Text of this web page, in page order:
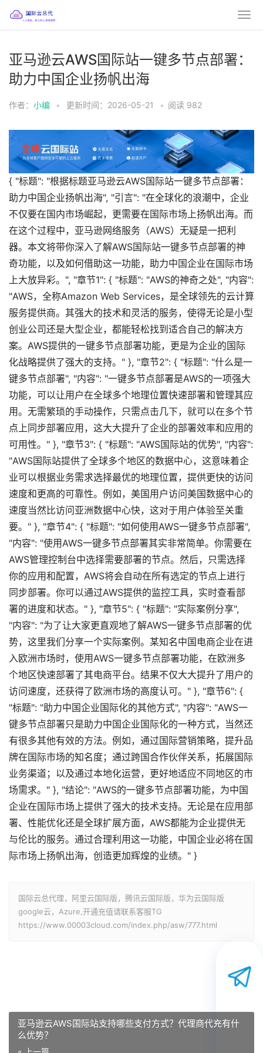
亚马逊云AWS国际站一键多节点部署：
助力中国企业扬帆出海
作者： 小编 • 更新时间：2026-05-21 • 阅读 982
{ "标题": "根据标题亚马逊云AWS国际站一键多节点部署：
助力中国企业扬帆出海", "引言": "在全球化的浪潮中，企业
不仅要在国内市场崛起，更需要在国际市场上扬帆出海。而
在这个过程中，亚马逊网络服务（AWS）无疑是一把利
器。本文将带你深入了解AWS国际站一键多节点部署的神
奇功能，以及如何借助这一功能，助力中国企业在国际市场
上大放异彩。", "章节1": { "标题": "AWS的神奇之处", "内容":
"AWS，全称Amazon Web Services，是全球领先的云计算
服务提供商。其强大的技术和灵活的服务，使得无论是小型
创业公司还是大型企业，都能轻松找到适合自己的解决方
案。AWS提供的一键多节点部署功能，更是为企业的国际
化战略提供了强大的支持。" }, "章节2": { "标题": "什么是一
键多节点部署", "内容": "一键多节点部署是AWS的一项强大
功能，可以让用户在全球多个地理位置快速部署和管理其应
用。无需繁琐的手动操作，只需点击几下，就可以在多个节
点上同步部署应用，这大大提升了企业的部署效率和应用的
可用性。" }, "章节3": { "标题": "AWS国际站的优势", "内容":
"AWS国际站提供了全球多个地区的数据中心，这意味着企
业可以根据业务需求选择最优的地理位置，提供更快的访问
速度和更高的可靠性。例如，美国用户访问美国数据中心的
速度当然比访问亚洲数据中心快，这对于用户体验至关重
要。" }, "章节4": { "标题": "如何使用AWS一键多节点部署",
"内容": "使用AWS一键多节点部署其实非常简单。你需要在
AWS管理控制台中选择需要部署的节点。然后，只需选择
你的应用和配置，AWS将会自动在所有选定的节点上进行
同步部署。你可以通过AWS提供的监控工具，实时查看部
署的进度和状态。" }, "章节5": { "标题": "实际案例分享",
"内容": "为了让大家更直观地了解AWS一键多节点部署的优
势，这里我们分享一个实际案例。某知名中国电商企业在进
入欧洲市场时，使用AWS一键多节点部署功能，在欧洲多
个地区快速部署了其电商平台。结果不仅大大提升了用户的
访问速度，还获得了欧洲市场的高度认可。" }, "章节6": {
"标题": "助力中国企业国际化的其他方式", "内容": "AWS一
键多节点部署只是助力中国企业国际化的一种方式，当然还
有很多其他有效的方法。例如，通过国际营销策略，提升品
牌在国际市场的知名度；通过跨国合作伙伴关系，拓展国际
业务渠道；以及通过本地化运营，更好地适应不同地区的市
场需求。" }, "结论": "AWS的一键多节点部署功能，为中国
企业在国际市场上提供了强大的技术支持。无论是在应用部
署、性能优化还是全球扩展方面，AWS都能为企业提供无
与伦比的服务。通过合理利用这一功能，中国企业必将在国
际市场上扬帆出海，创造更加辉煌的业绩。" }
国际云总代理，阿里云国际版，腾讯云国际版，华为云国际版
google云，Azure,开通充值请联系客服TG
https://www.00003cloud.com/index.php/asw/777.html
亚马逊云AWS国际站支持哪些支付方式？代理商代充有什
么优势？